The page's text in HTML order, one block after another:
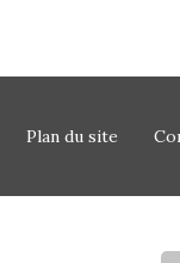
Plan du site